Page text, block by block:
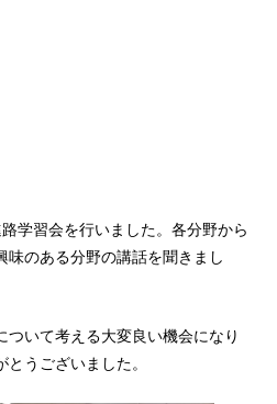
学習会を行いました。各分野から
味のある分野の講話を聞きまし
ついて考える大変良い機会になり
うございました。